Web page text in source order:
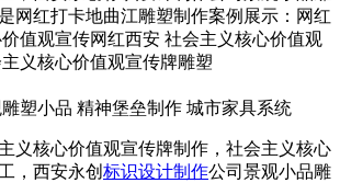
网红打卡地曲江雕塑制作案例展示：网红
值观宣传网红西安 社会主义核心价值观
义核心价值观宣传牌雕塑
塑小品 精神堡垒制作 城市家具系统
义核心价值观宣传牌制作，社会主义核心
，西安永创 标识设计制作公司景观小品雕